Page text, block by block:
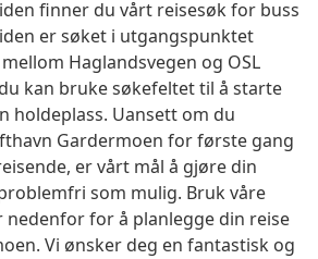
finner du vårt reisesøk for buss
er søket i utgangspunktet
Haglandsvegen og OSL
kan bruke søkefeltet til å starte
holdeplass. Uansett om du
Gardermoen for første gang
er vårt mål å gjøre din
som mulig. Bruk våre
nedenfor for å planlegge din reise
Vi ønsker deg en fantastisk og